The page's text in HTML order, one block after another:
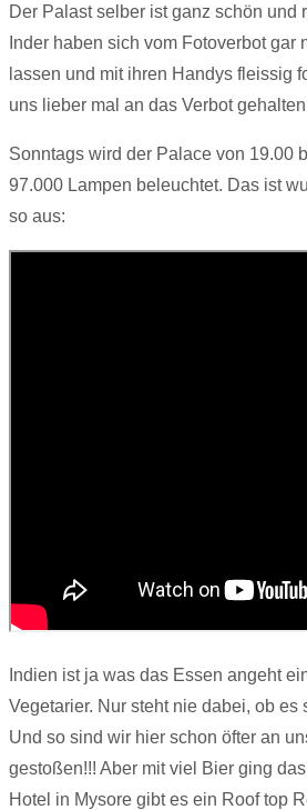
Der Palast selber ist ganz schön und
Inder haben sich vom Fotoverbot gar
lassen und mit ihren Handys fleissig
uns lieber mal an das Verbot
Sonntags wird der Palace von 19.00
97.000 Lampen beleuchtet. Das ist
so aus:
Indien ist ja was das Essen angeht
Vegetarier. Nur steht nie dabei, ob es
Und so sind wir hier schon öfter an
gestoßen!!! Aber mit viel Bier ging
Hotel in Mysore gibt es ein Roof top